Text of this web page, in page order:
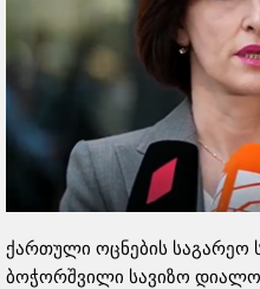
ქართული ოცნების საგარეო
ბოჭორშვილი სავიზო